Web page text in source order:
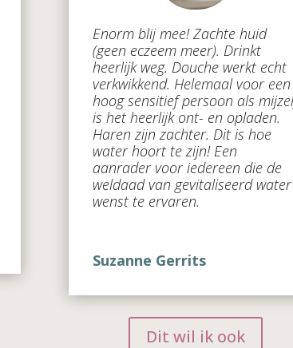
Enorm blij mee! Zachte huid
(geen eczeem meer). Drinkt
heerlijk weg. Douche werkt echt
verkwikkend. Helemaal voor een
hoog sensitief persoon als
is het heerlijk ont- en opladen.
Haren zijn zachter. Dit is hoe
water hoort te zijn! Een
aanrader voor iedereen die de
weldaad van gevitaliseerd water
wenst te ervaren.
Suzanne Gerrits
Dit wil ik ook